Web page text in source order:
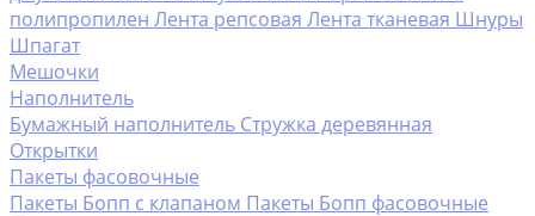
полипропилен Лента репсовая Лента тканевая Шнуры
Шпагат
Мешочки
Наполнитель
Бумажный наполнитель Стружка деревянная
Открытки
Пакеты фасовочные
Пакеты Бопп с клапаном Пакеты Бопп фасовочные